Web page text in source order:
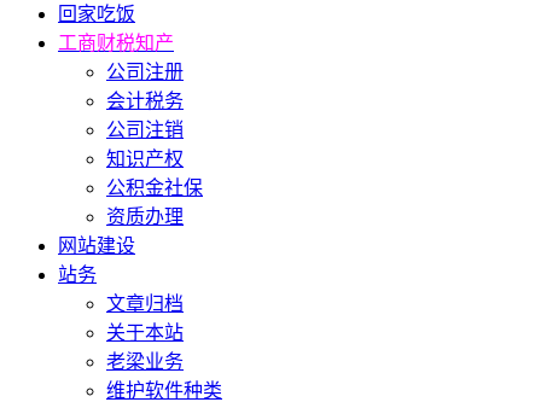
回家吃饭
工商财税知产
公司注册
会计税务
公司注销
知识产权
公积金社保
资质办理
网站建设
站务
文章归档
关于本站
老梁业务
维护软件种类